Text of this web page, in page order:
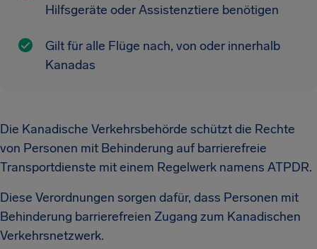
Hilfsgeräte oder Assistenztiere benötigen
Gilt für alle Flüge nach, von oder innerhalb
Kanadas
Die Kanadische Verkehrsbehörde schützt die Rechte
von Personen mit Behinderung auf barrierefreie
Transportdienste mit einem Regelwerk namens ATPDR.
Diese Verordnungen sorgen dafür, dass Personen mit
Behinderung barrierefreien Zugang zum Kanadischen
Verkehrsnetzwerk.